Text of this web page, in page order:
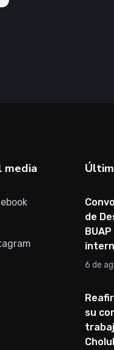
media
de
6 de
su